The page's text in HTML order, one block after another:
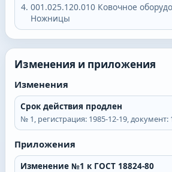
001.025.120.010 Ковочное
Ножницы
Изменения и приложения
Изменения
Срок действия продлен
№ 1, регистрация: 1985-12-19, документ:
Приложения
Изменение №1 к ГОСТ 18824-80